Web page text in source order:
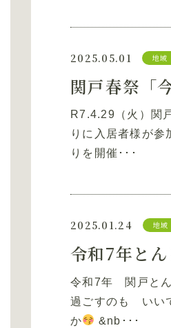
2025.05.01 地域
R7.4.29（火）関
りに入居者様が参
りを開催･･･
2025.01.24 地域
令和7年 関戸とん
過ごすのも いい
か
&nb･･･